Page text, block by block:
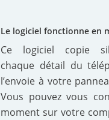
Le logiciel fonctionne en
Ce logiciel copie
chaque détail du
l’envoie à votre
Vous pouvez vous
moment sur votre